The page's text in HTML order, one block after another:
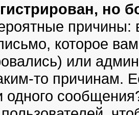
но
причины:
которое
или
то причинам.
одного